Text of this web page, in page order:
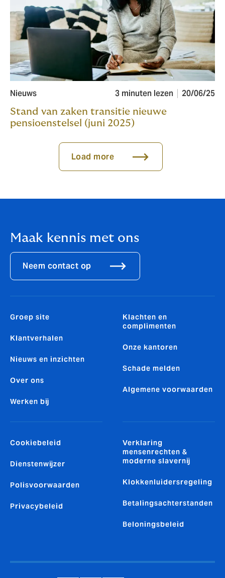
Nieuws 3 minuten lezen 20/06/25
Stand van zaken transitie nieuwe
pensioenstelsel (juni 2025)
Load more
Maak kennis met ons
Neem contact op
Groep site
Klantverhalen
Nieuws en inzichten
Over ons
Werken bij
Klachten en
complimenten
Onze kantoren
Schade melden
Algemene voorwaarden
Cookiebeleid
Dienstenwijzer
Polisvoorwaarden
Privacybeleid
Verklaring
mensenrechten &
moderne slavernij
Klokkenluidersregeling
Betalingsachterstanden
Beloningsbeleid